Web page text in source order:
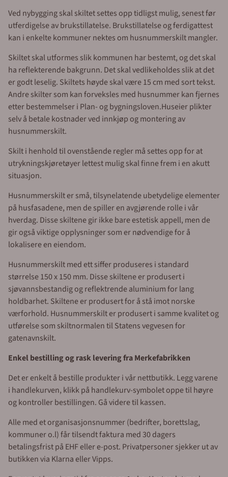
Ved nybygging skal skiltet settes opp tidligst mulig, senest før
utferdigelse av brukstillatelse. Brukstillatelse og ferdigattest
kan i enkelte kommuner nektes om husnummerskilt mangler.
Skiltet skal utformes slik kommunen har bestemt, og det skal
ha reflekterende bakgrunn. Det skal vedlikeholdes slik at det
er godt leselig. Skiltets høyde skal være 15 cm med sort tekst.
Andre skilter som kan forveksles med husnummer kan fjernes
etter bestemmelser i Plan- og bygningsloven.Huseier plikter
selv å betale kostnader ved innkjøp og montering av
husnummerskilt.
Skilt i henhold til ovenstående regler må settes opp for at
utrykningskjøretøyer lettest mulig skal finne frem i en akutt
situasjon.
Husnummerskilt er små, tilsynelatende ubetydelige elementer
på husfasadene, men de spiller en avgjørende rolle i vår
hverdag. Disse skiltene gir ikke bare estetisk appell, men de
gir også viktige opplysninger som er nødvendige for å
lokalisere en eiendom.
Husnummerskilt med ett siffer produseres i standard
størrelse 150 x 150 mm. Disse skiltene er produsert i
sjøvannsbestandig og reflektrende aluminium for lang
holdbarhet. Skiltene er produsert for å stå imot norske
værforhold. Husnummerskilt er produsert i samme kvalitet og
utførelse som skiltnormalen til Statens vegvesen for
gatenavnskilt.
Enkel bestilling og rask levering fra Merkefabrikken
Det er enkelt å bestille produkter i vår nettbutikk. Legg varene
i handlekurven, klikk på handlekurv-symbolet oppe til høyre
og kontroller bestillingen. Gå videre til kassen.
Alle med et organisasjonsnummer (bedrifter, borettslag,
kommuner o.l) får tilsendt faktura med 30 dagers
betalingsfrist på EHF eller e-post. Privatpersoner sjekker ut av
butikken via Klarna eller Vipps.